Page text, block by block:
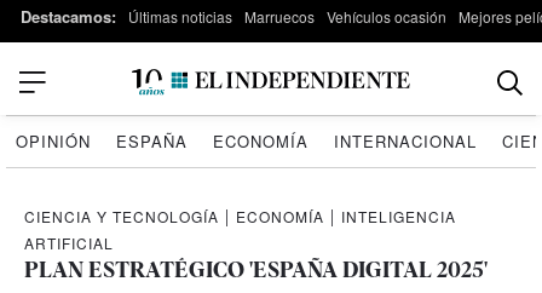
Destacamos: Últimas noticias Marruecos Vehículos ocasión Mejores
OPINIÓN ESPAÑA ECONOMÍA INTERNACIONAL
CIENCIA Y TECNOLOGÍA | ECONOMÍA | INTELIGENCIA
ARTIFICIAL
PLAN ESTRATÉGICO 'ESPAÑA DIGITAL 2025'